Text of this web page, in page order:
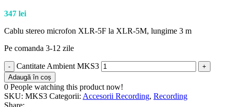
347 lei
Cablu stereo microfon XLR-5F la XLR-5M, lungime 3 m
Pe comanda 3-12 zile
Cantitate Ambient MKS3
Adaugă în coș
0 People watching this product now!
SKU: MKS3 Categorii: Accesorii Recording, Recording